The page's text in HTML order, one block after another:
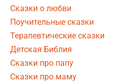
Сказки о любви
Поучительные сказки
Терапевтические сказки
Детская Библия
Сказки про папу
Сказки про маму